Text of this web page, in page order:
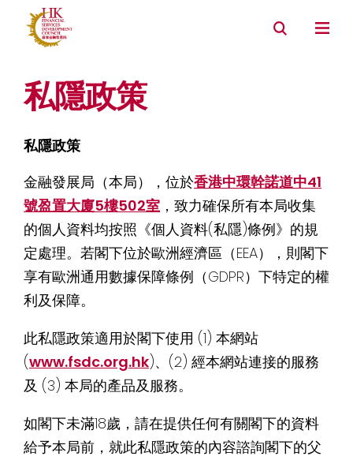
私隱政策
私隱政策
金融發展局（本局），位於香港中環幹諾道中41
號盈置大廈5樓502室 ，致力確保所有本局收集
的個人資料均按照《個人資料(私隱)條例》的規
定處理。若閣下位於歐洲經濟區（EEA），則閣下
享有歐洲通用數據保障條例（GDPR）下特定的權
利及保障。
此私隱政策適用於閣下使用 (1) 本網站
(www.fsdc.org.hk)、(2) 經本網站連接的服務
及 (3) 本局的產品及服務。
如閣下未滿18歲，請在提供任何有關閣下的資料
給予本局前，就此私隱政策的內容諮詢閣下的父